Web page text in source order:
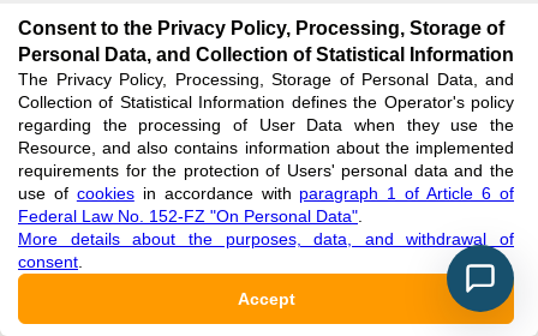
В статье автором рассматривается такая
проблема в современной России как
коррупция. Автор акцентирует внимание на
степень коррумпированности органов
правоохранительной системы. Также
приводится общественное мнение гражданских
лиц и сотрудников прокуратуры по вопросу
противодействия служебной коррупции.
Consent to the Privacy Policy, Processing, Storage of
Personal Data, and Collection of Statistical Information
The Privacy Policy, Processing, Storage of Personal Data, and
Collection of Statistical Information defines the Operator's policy
regarding the processing of User Data when they use the
Resource, and also contains information about the implemented
requirements for the protection of Users' personal data and the
use of cookiesin accordance with paragraph 1 of Article 6 of
Federal Law No. 152-FZ "On Personal Data"
More details about the purposes, data, and withdrawal of
consent
Accept